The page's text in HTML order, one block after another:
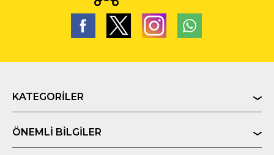
KATEGORILER
ÖNEMLI BILGILER